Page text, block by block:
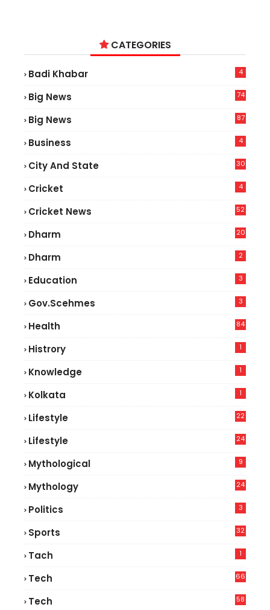
CATEGORIES
Badi Khabar 4
Big News
74
Big News
87
Business 4
City And State 30
Cricket 4
Cricket News
52
Dharm 20
Dharm 2
Education 3
Gov.scehmes 3
Health
84
Histrory 1
Knowledge 1
Kolkata 1
Lifestyle
22
Lifestyle
24
Mythological 9
Mythology 24
Politics 3
Sports 32
Tach 1
Tech
66
Tech
58